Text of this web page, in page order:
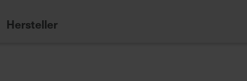
Hersteller